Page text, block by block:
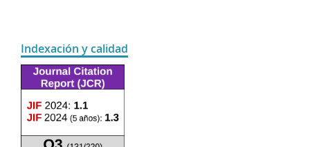
Indexación y calidad